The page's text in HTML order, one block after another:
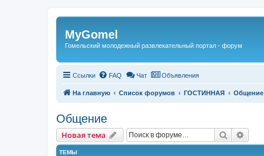
Регистрация
MyGomel
Гомельский молодежный развлекательный портал - форум
Ссылки FAQ Чат Объявления
На главную Список форумов ГОСТИННАЯ Общение
Общение
Новая тема
Новаятема Поиск
ТЕМЫ